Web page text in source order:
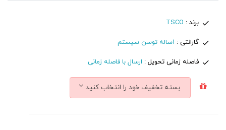
برند : TSCO
گارانتی : 1ساله توسن سیستم
فاصله زمانی تحویل : ارسال با فاصله زمانی
بسته تخفیف خود را انتخاب کنید